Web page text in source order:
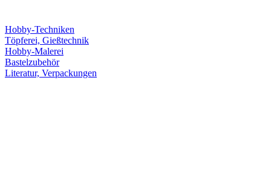
Hobby-Techniken
Töpferei, Gießtechnik
Hobby-Malerei
Bastelzubehör
Literatur, Verpackungen